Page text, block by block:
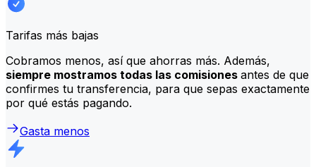
Tarifas más bajas
Cobramos menos, así que ahorras más. Además,
siempre mostramos todas las comisiones antes de que
confirmes tu transferencia, para que sepas exactamente
por qué estás pagando.
Gasta menos